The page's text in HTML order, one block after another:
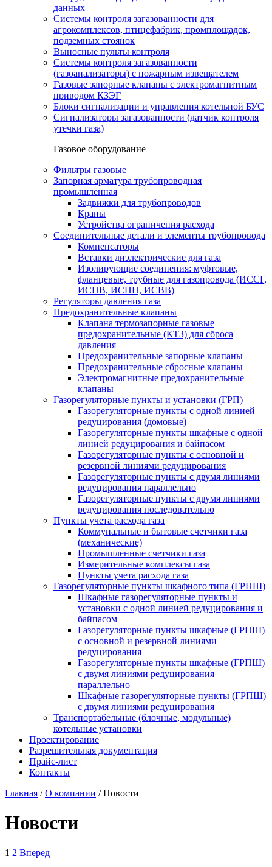
данных
Системы контроля загазованности для
агрокомплексов, птицефабрик, промплощадок,
подземных стоянок
Выносные пульты контроля
Системы контроля загазованности
(газоанализаторы) с пожарным извещателем
Газовые запорные клапаны с электромагнитным
приводом КЗЭГ
Блоки сигнализации и управления котельной БУС
Сигнализаторы загазованности (датчик контроля
утечки газа)
Газовое оборудование
Фильтры газовые
Запорная арматура трубопроводная
промышленная
Задвижки для трубопроводов
Краны
Устройства ограничения расхода
Соединительные детали и элементы трубопровода
Компенсаторы
Вставки диэлектрические для газа
Изолирующие соединения: муфтовые,
фланцевые, трубные для газопровода (ИССГ,
ИСНВ, ИСНН, ИСВВ)
Регуляторы давления газа
Предохранительные клапаны
Клапана термозапорные газовые
предохранительные (КТЗ) для сброса
давления
Предохранительные запорные клапаны
Предохранительные сбросные клапаны
Электромагнитные предохранительные
клапаны
Газорегуляторные пункты и установки (ГРП)
Газорегуляторные пункты с одной линией
редуцирования (домовые)
Газорегуляторные пункты шкафные с одной
линией редуцирования и байпасом
Газорегуляторные пункты с основной и
резервной линиями редуцирования
Газорегуляторные пункты с двумя линиями
редуцирования параллельно
Газорегуляторные пункты с двумя линиями
редуцирования последовательно
Пункты учета расхода газа
Коммунальные и бытовые счетчики газа
(механические)
Промышленные счетчики газа
Измерительные комплексы газа
Пункты учета расхода газа
Газорегуляторные пункты шкафного типа (ГРПШ)
Шкафные газорегуляторные пункты и
установки c одной линией редуцирования и
байпасом
Газорегуляторные пункты шкафные (ГРПШ)
с основной и резервной линиями
редуцирования
Газорегуляторные пункты шкафные (ГРПШ)
с двумя линиями редуцирования
параллельно
Шкафные газорегуляторные пункты (ГРПШ)
c двумя линиями редуцирования
Транспортабельные (блочные, модульные)
котельные установки
Проектирование
Разрешительная документация
Прайс-лист
Контакты
Главная / О компании / Новости
Новости
1 2 Вперед